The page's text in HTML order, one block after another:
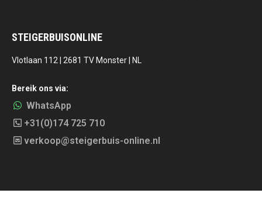
STEIGERBUISONLINE
Vlotlaan 112 | 2681 TV Monster | NL
Bereik ons via:
WhatsApp
+31(0)174 725 710
verkoop@steigerbuis-online.nl